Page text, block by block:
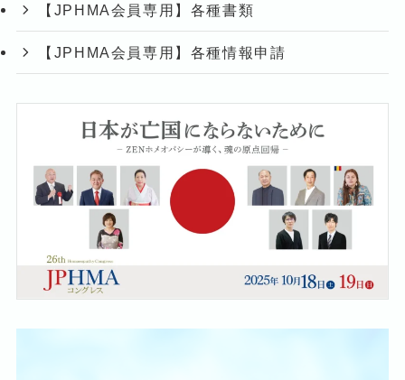
【JPHMA会員専用】各種書類
【JPHMA会員専用】各種情報申請